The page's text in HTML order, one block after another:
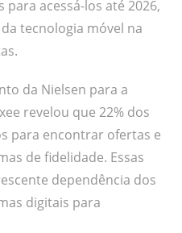
acessá-los até 2026,
tecnologia móvel na
da Nielsen para a
revelou que 22% dos
para encontrar ofertas e
de fidelidade. Essas
dependência dos
digitais para